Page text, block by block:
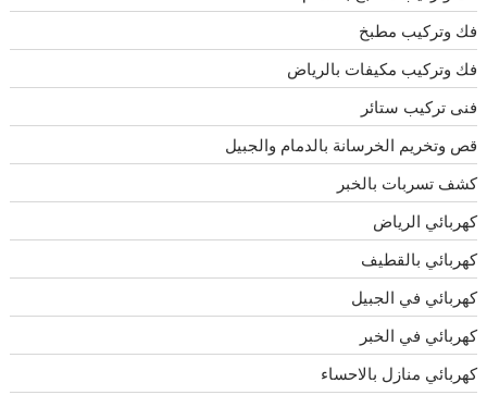
فك وتركيب مطبخ
فك وتركيب مكيفات بالرياض
فنى تركيب ستائر
قص وتخريم الخرسانة بالدمام والجبيل
كشف تسربات بالخبر
كهربائي الرياض
كهربائي بالقطيف
كهربائي في الجبيل
كهربائي في الخبر
كهربائي منازل بالاحساء